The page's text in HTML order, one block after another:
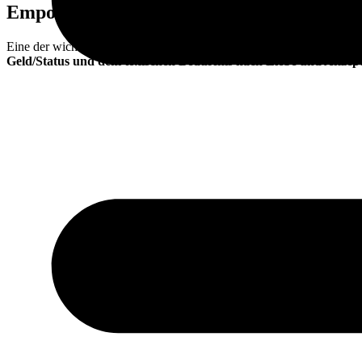
Empowerment
Eine der wichtigsten Prioritäten meiner Klienten sind Freiheit und
Geld/Status und dem toxischen Bedürfnis nach Liebe und